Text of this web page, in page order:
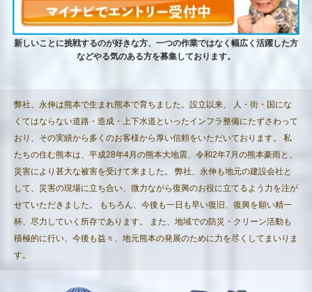
新しいことに挑戦するのが好きな方、一つの作業ではなく幅広く活躍した方
などやる気のある方を募集しております。
弊社、永伸は熊本で生まれ熊本で育ちました。設立以来、 人・街・国にな
くてはならない道路・造成・上下水道といったインフラ整備にたずさわって
おり、その実績から多くのお客様から厚い信頼をいただいております。 私
たちの住む熊本は、平成28年4月の熊本大地震、令和2年7月の熊本豪雨と、
災害により甚大な被害を受けて来ました。 弊社、永伸も地元の建設会社と
して、災害の現場に立ち合い、微力ながら復興のお役に立てるよう力を注が
せていただきました。 もちろん、今後も一日も早い復旧、復興を願い精一
杯、尽力していく所存であります。 また、地域での防災・クリーン活動も
積極的に行い、今後も益々、地元熊本の発展のために力を尽くしてまいりま
す。